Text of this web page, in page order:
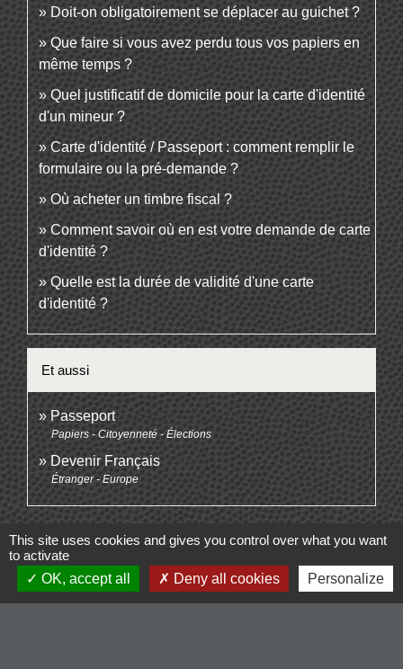
Doit-on obligatoirement se déplacer au guichet ?
Que faire si vous avez perdu tous vos papiers en
même temps ?
Quel justificatif de domicile pour la carte d'identité
d'un mineur ?
Carte d'identité / Passeport : comment remplir le
formulaire ou la pré-demande ?
Où acheter un timbre fiscal ?
Comment savoir où en est votre demande de carte
d'identité ?
Quelle est la durée de validité d'une carte
d'identité ?
Et aussi
Passeport
Papiers - Citoyenneté - Élections
Devenir Français
Étranger - Europe
Signaler une erreur sur cette page
This site uses cookies and gives you control over what you want
to activate
OK, accept all
Deny all cookies Personalize